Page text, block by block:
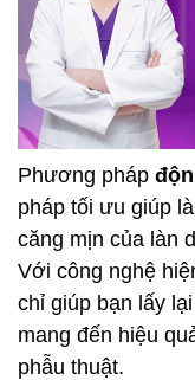
Phương pháp
pháp tối ưu giúp
căng mịn của làn
Với công nghệ
chỉ giúp bạn lấy
mang đến hiệu
phẫu thuật.